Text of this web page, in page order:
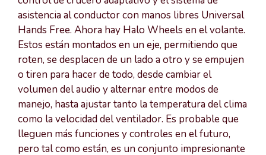
asistencia al conductor con manos libres Universal
Hands Free. Ahora hay Halo Wheels en el volante.
Estos están montados en un eje, permitiendo que
roten, se desplacen de un lado a otro y se empujen
o tiren para hacer de todo, desde cambiar el
volumen del audio y alternar entre modos de
manejo, hasta ajustar tanto la temperatura del clima
como la velocidad del ventilador. Es probable que
lleguen más funciones y controles en el futuro,
pero tal como están, es un conjunto impresionante